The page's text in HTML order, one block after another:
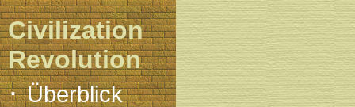
Civilization
Revolution
·Überblick